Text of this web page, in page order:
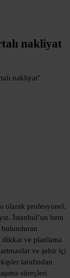
nakliyat
nakliyat"
olarak profesyonel,
İstanbul’un hem
bulunduran
dikkat ve planlama
ve şehir içi
tarafından
süreçleri